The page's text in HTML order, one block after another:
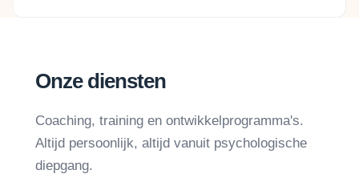
Onze diensten
Coaching, training en ontwikkelprogramma's.
Altijd persoonlijk, altijd vanuit psychologische
diepgang.